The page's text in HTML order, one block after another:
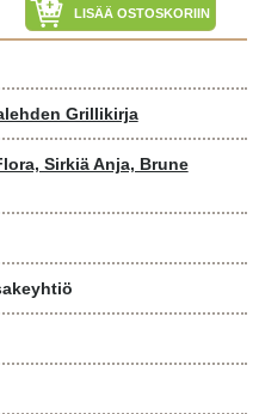
LISÄÄ OSTOSKORIIN
Grillikirja
Sirkiä Anja, Brune